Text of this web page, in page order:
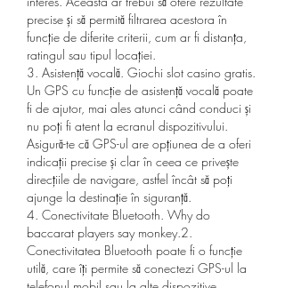
precise și să permită filtrarea acestora în
funcție de diferite criterii, cum ar fi distanța,
ratingul sau tipul locației.
3. Asistență vocală. Giochi slot casino gratis.
Un GPS cu funcție de asistență vocală poate
fi de ajutor, mai ales atunci când conduci și
nu poți fi atent la ecranul dispozitivului.
Asigură-te că GPS-ul are opțiunea de a oferi
indicații precise și clar în ceea ce privește
direcțiile de navigare, astfel încât să poți
ajunge la destinație în siguranță.
4. Conectivitate Bluetooth. Why do
baccarat players say monkey.2.
Conectivitatea Bluetooth poate fi o funcție
utilă, care îți permite să conectezi GPS-ul la